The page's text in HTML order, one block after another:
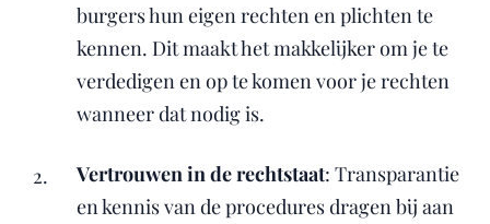
burgers hun eigen rechten en plichten te
kennen. Dit maakt het makkelijker om je te
verdedigen en op te komen voor je rechten
wanneer dat nodig is.
Vertrouwen in de rechtstaat: Transparantie
en kennis van de procedures dragen bij aan